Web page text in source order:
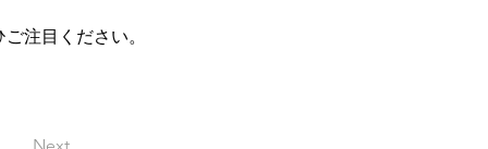
注目ください。